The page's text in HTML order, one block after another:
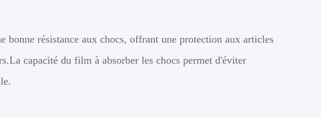
bonne résistance aux chocs, offrant une protection aux articles
capacité du film à absorber les chocs permet d'éviter